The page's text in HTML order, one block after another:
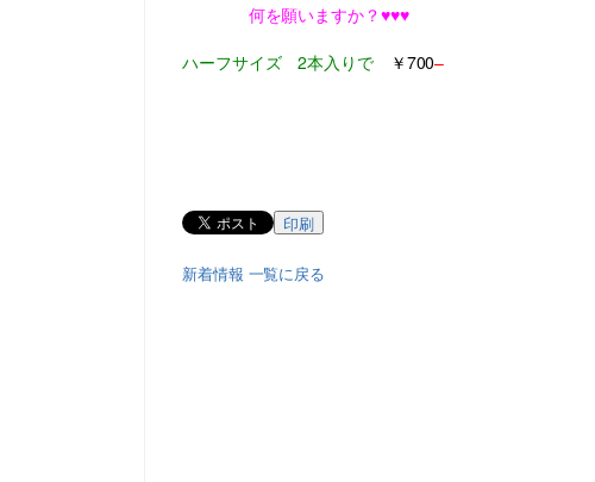
何を願いますか？♥♥♥
ハーフサイズ 2本入りで
￥700–
印刷
新着情報 一覧に戻る